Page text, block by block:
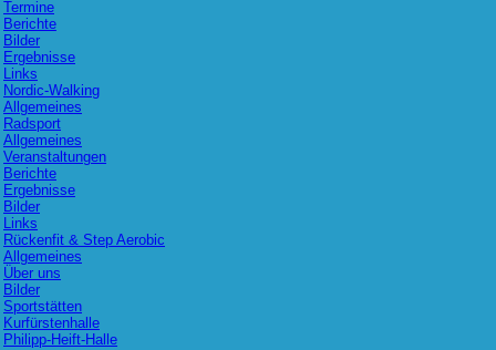
Termine
Berichte
Bilder
Ergebnisse
Links
Nordic-Walking
Allgemeines
Radsport
Allgemeines
Veranstaltungen
Berichte
Ergebnisse
Bilder
Links
Rückenfit & Step Aerobic
Allgemeines
Über uns
Bilder
Sportstätten
Kurfürstenhalle
Philipp-Heift-Halle